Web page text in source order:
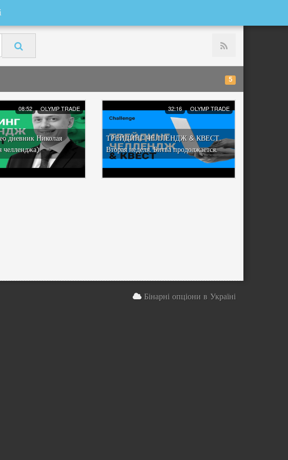
5
08:52 OLYMP TRADE
дневник Николая
челленджа)
32:16 OLYMP TRADE
ТРЕЙДИНГ ЧЕЛЛЕНДЖ & КВЕСТ.
Вторая неделя. Битва продолжается.
Бінарні опціони в Україні